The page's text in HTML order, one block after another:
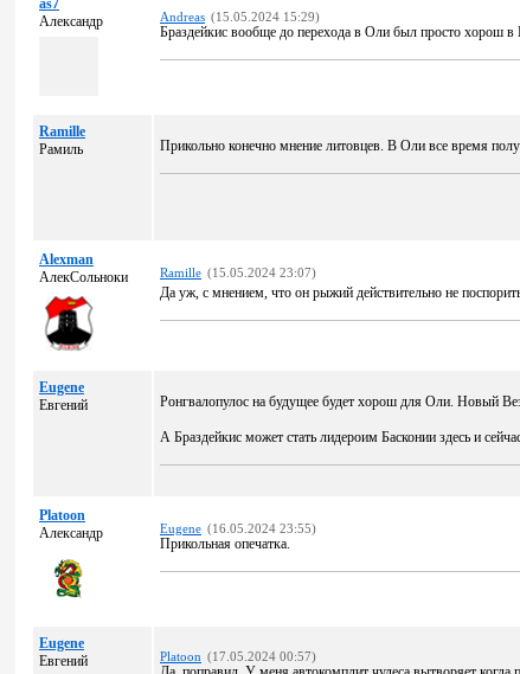
as7
Александр
Andreas (15.05.2024 15:29)
Браздейкис вообще до перехода в Оли был просто хорош в
Ramille
Рамиль
Прикольно конечно мнение литовцев. В Оли все время
Alexman
АлекСольноки
Ramille (15.05.2024 23:07)
Да уж, с мнением, что он рыжий действительно не
Eugene
Евгений
Ронгвалопулос на будущее будет хорош для Оли. Новый
А Браздейкис может стать лидероим Басконии здесь и
Platoon
Александр
Eugene (16.05.2024 23:55)
Прикольная опечатка.
Eugene
Евгений
Platoon (17.05.2024 00:57)